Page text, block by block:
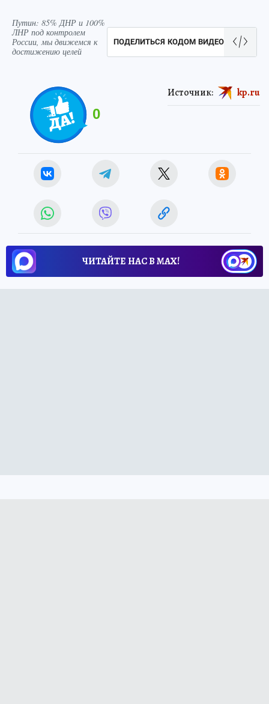
Путин: 85% ДНР и 100%
ЛНР под контролем
России, мы движемся к
достижению целей
ПОДЕЛИТЬСЯ КОДОМ ВИДЕО
0
Источник: kp.ru
ЧИТАЙТЕ НАС В МАХ!